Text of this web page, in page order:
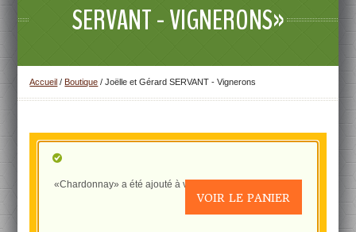
SERVANT - VIGNERONS»
Accueil / Boutique / Joëlle et Gérard SERVANT - Vignerons
«Chardonnay» a été ajouté à votre panier.
VOIR LE PANIER